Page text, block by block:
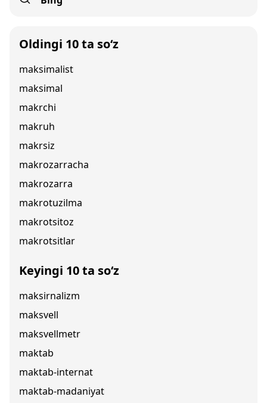
Oldingi 10 ta so‘z
maksimalist
maksimal
makrchi
makruh
makrsiz
makrozarracha
makrozarra
makrotuzilma
makrotsitoz
makrotsitlar
Keyingi 10 ta so‘z
maksirnalizm
maksvell
maksvellmetr
maktab
maktab-internat
maktab-madaniyat